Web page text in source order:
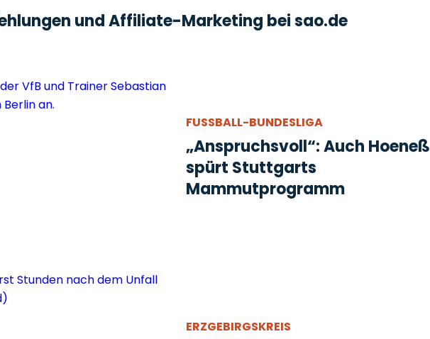
und Affiliate-Marketing bei sao.de
FUSSBALL-BUNDESLIGA
„Anspruchsvoll“: Auch Hoeneß
spürt Stuttgarts
Mammutprogramm
ERZGEBIRGSKREIS